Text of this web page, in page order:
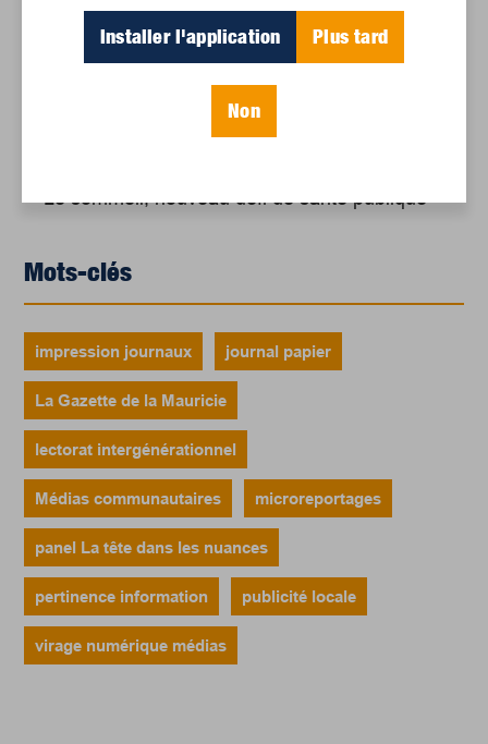
Le sommeil, nouveau défi de santé publique
Mots-clés
impression journaux journal papier
La Gazette de la Mauricie
lectorat intergénérationnel
Médias communautaires microreportages
panel La tête dans les nuances
pertinence information publicité locale
virage numérique médias
Installer l'application Plus tard
Non